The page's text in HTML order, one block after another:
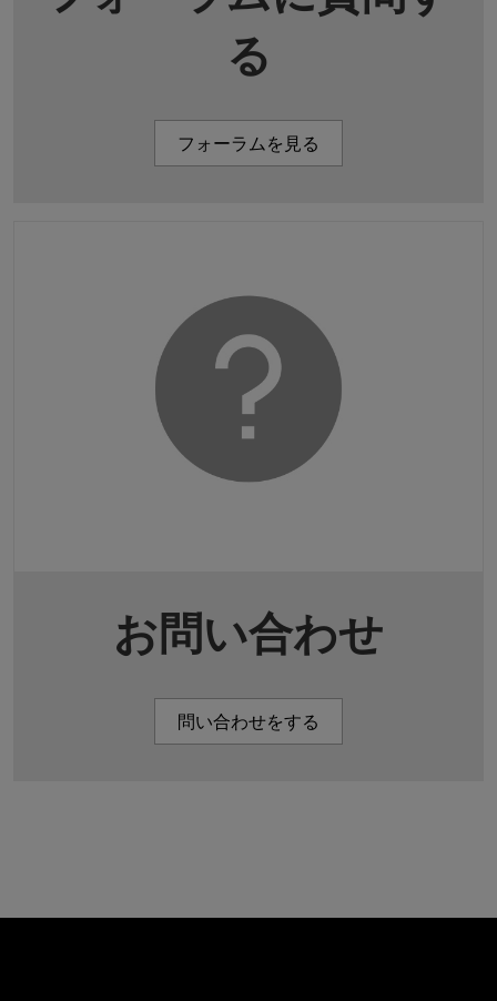
る
フォーラムを見る
お問い合わせ
問い合わせをする